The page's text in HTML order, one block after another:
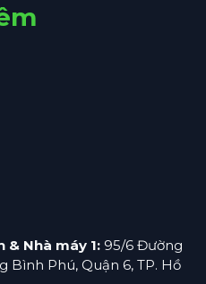
& Nhà máy 1: 95/6 Đường
Bình Phú, Quận 6, TP. Hồ